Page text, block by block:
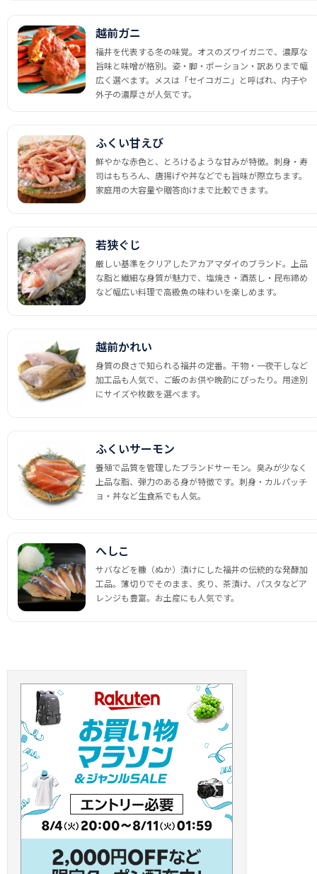
越前ガニ
福井を代表する冬の味覚。オスのズワイガニで、濃厚な
旨味と味噌が格別。姿・脚・ポーション・訳ありまで幅
広く選べます。メスは「セイコガニ」と呼ばれ、内子や
外子の濃厚さが人気です。
ふくい甘えび
鮮やかな赤色と、とろけるような甘みが特徴。刺身・寿
司はもちろん、唐揚げや丼などでも旨味が際立ちます。
家庭用の大容量や贈答向けまで比較できます。
若狭ぐじ
厳しい基準をクリアしたアカアマダイのブランド。上品
な脂と繊細な身質が魅力で、塩焼き・酒蒸し・昆布締め
など幅広い料理で高級魚の味わいを楽しめます。
越前かれい
身質の良さで知られる福井の定番。干物・一夜干しなど
加工品も人気で、ご飯のお供や晩酌にぴったり。用途別
にサイズや枚数を選べます。
ふくいサーモン
養殖で品質を管理したブランドサーモン。臭みが少なく
上品な脂、弾力のある身が特徴です。刺身・カルパッチ
ョ・丼など生食系でも人気。
へしこ
サバなどを糠（ぬか）漬けにした福井の伝統的な発酵加
工品。薄切りでそのまま、炙り、茶漬け、パスタなどア
レンジも豊富。お土産にも人気です。